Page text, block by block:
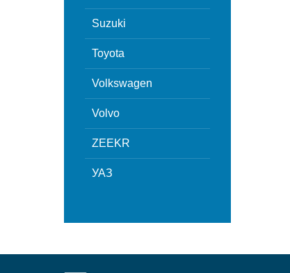
Suzuki
Toyota
Volkswagen
Volvo
ZEEKR
УАЗ